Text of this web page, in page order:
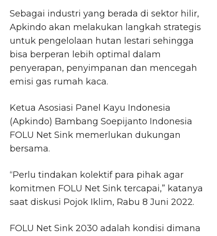
Sebagai industri yang berada di sektor hilir,
Apkindo akan melakukan langkah strategis
untuk pengelolaan hutan lestari sehingga
bisa berperan lebih optimal dalam
penyerapan, penyimpanan dan mencegah
emisi gas rumah kaca.
Ketua Asosiasi Panel Kayu Indonesia
(Apkindo) Bambang Soepijanto Indonesia
FOLU Net Sink memerlukan dukungan
bersama.
“Perlu tindakan kolektif para pihak agar
komitmen FOLU Net Sink tercapai,” katanya
saat diskusi Pojok Iklim, Rabu 8 Juni 2022.
FOLU Net Sink 2030 adalah kondisi dimana